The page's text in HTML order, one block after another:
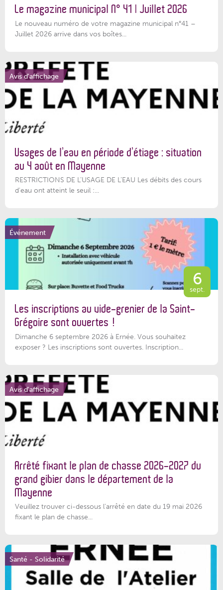
Le magazine municipal N° 41 | Juillet 2026
Le nouveau numéro de votre magazine municipal n°41 –
Juillet 2026 arrive dans vos boîtes...
Avis d'affichage
Usages de l’eau en période d’étiage : situation
au 4 août en Mayenne
RESTRICTIONS DE L’USAGE DE L’EAU Les débits des cours
d'eau ont atteint le seuil :...
Événement
6
sept.
Les inscriptions au vide-grenier de la Saint-
Grégoire sont ouvertes !
Dimanche 6 septembre 2026 à Ernée. Vous souhaitez
exposer ? Les inscriptions sont ouvertes. Inscription...
Avis d'affichage
Arrêté fixant le plan de chasse 2026-2027 du
grand gibier dans le département de la
Mayenne
Veuillez trouver ci-dessous l’arrêté en date du 19 mai 2026
fixant le plan de chasse...
Santé - Solidarité